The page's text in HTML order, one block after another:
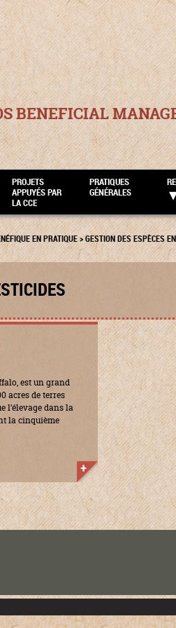
BENEFICIAL
PROJETS
APPUYÉS PAR
LA CCE
PRATIQUES
GÉNÉRALES
EN PRATIQUE>GESTION DES ESPÈCES
est un grand
acres de terres
l’élevage dans la
la cinquième